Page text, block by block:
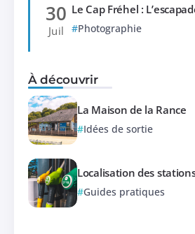
30
Juil
Le Cap Fréhel :
Photographie
À découvrir
La Maison de la Rance
Idées de sortie
Localisation des
Guides pratiques